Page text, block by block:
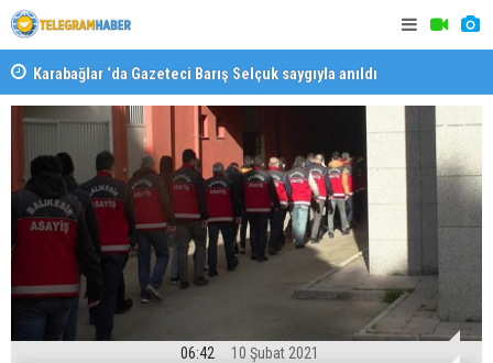
Karabağlar ‘da Gazeteci Barış Selçuk saygıyla anıldı
06:42 10 Şubat 2021